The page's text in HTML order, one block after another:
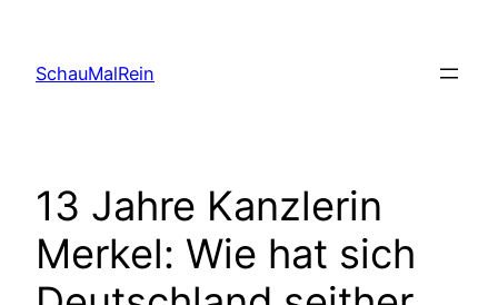
content
SchauMalRein
13 Jahre Kanzlerin
Merkel: Wie hat sich